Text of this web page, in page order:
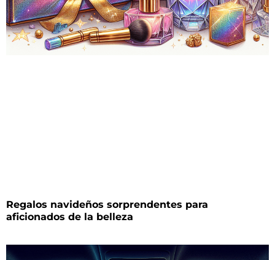
Regalos navideños sorprendentes para
aficionados de la belleza